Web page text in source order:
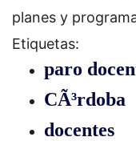
planes y
Etiquetas:
paro
CÃ³rdoba
docentes